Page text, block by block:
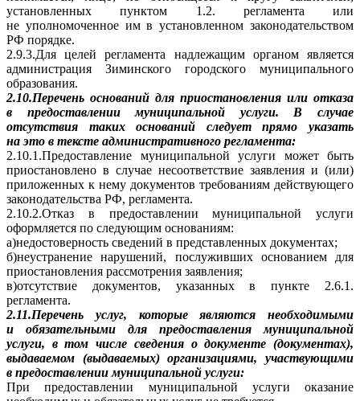
установленных пунктом 1.2. регламента или
не уполномоченное им в установленном законодательством
РФ порядке.
2.9.3.Для целей регламента надлежащим органом является
администрация Зиминского городского муниципального
образования.
2.10.Перечень оснований для приостановления или отказа
в предоставлении муниципальной услуги. В случае
отсутствия таких оснований следует прямо указать
на это в тексте административного регламента:
2.10.1.Предоставление муниципальной услуги может быть
приостановлено в случае несоответствие заявления и (или)
приложенных к нему документов требованиям действующего
законодательства РФ, регламента.
2.10.2.Отказ в предоставлении муниципальной услуги
оформляется по следующим основаниям:
а)недостоверность сведений в представленных документах;
б)неустранение нарушений, послуживших основанием для
приостановления рассмотрения заявления;
в)отсутствие документов, указанных в пункте 2.6.1.
регламента.
2.11.Перечень услуг, которые являются необходимыми
и обязательными для предоставления муниципальной
услуги, в том числе сведения о документе (документах),
выдаваемом (выдаваемых) организациями, участвующими
в предоставлении муниципальной услуги:
При предоставлении муниципальной услуги оказание